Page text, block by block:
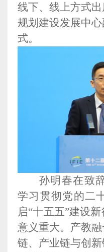
线下、线上方式
规划建设发展中
式。
孙明春在致
学习贯彻党的二
启“十五五”建设
意义重大。产教
链、产业链与创